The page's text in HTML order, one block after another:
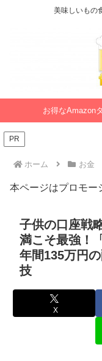
美味しいもの
お得なAmazon
PR
ホーム お金
本ページはプロモー
子供の口座戦
満こそ最強！
年間135万円
技
X